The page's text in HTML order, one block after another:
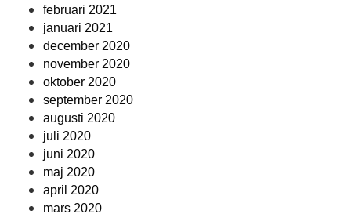
februari 2021
januari 2021
december 2020
november 2020
oktober 2020
september 2020
augusti 2020
juli 2020
juni 2020
maj 2020
april 2020
mars 2020